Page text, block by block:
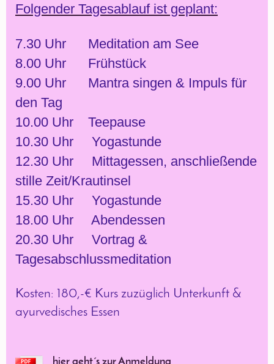
Folgender Tagesablauf ist geplant:
7.30 Uhr Meditation am See
8.00 Uhr Frühstück
9.00 Uhr Mantra singen & Impuls für
den Tag
10.00 Uhr Teepause
10.30 Uhr Yogastunde
12.30 Uhr Mittagessen, anschließende
stille Zeit/Krautinsel
15.30 Uhr Yogastunde
18.00 Uhr Abendessen
20.30 Uhr Vortrag &
Tagesabschlussmeditation
Kosten: 180,-€ Kurs zuzüglich Unterkunft &
ayurvedisches Essen